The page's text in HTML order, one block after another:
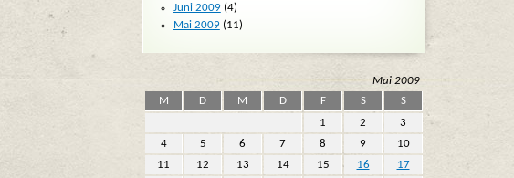
Juni 2009(4)
Mai 2009(11)
Mai 2009
M
D M D F S
S
1
2
3
4
5 6 7 8 9
10
11
12 13 14 15 16
17